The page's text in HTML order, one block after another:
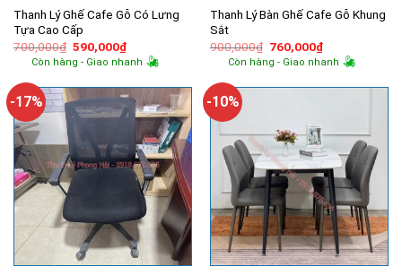
Thanh Lý Ghế Cafe Gỗ Có Lưng
Tựa Cao Cấp
700,000₫ Giá
gốc
là:
590,000₫Giá
hiện
tại
590,000₫.
Còn hàng - Giao nhanh
Thanh Lý Bàn Ghế Cafe Gỗ Khung
Sắt
900,000₫ Giá
gốc
là:
760,000₫Giá
hiện
tại
760,000₫.
Còn hàng - Giao nhanh
-17% -10%